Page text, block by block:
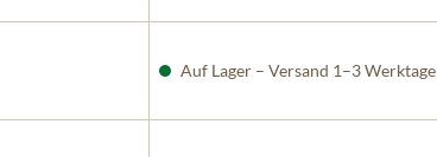
Auf Lager – Versand 1–3 Werktage